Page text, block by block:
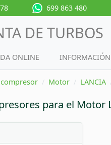
699 863 480
DE TURBOS
ONLINE
Motor LANCIA
para el Motor